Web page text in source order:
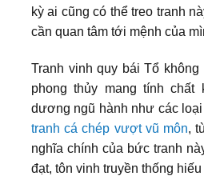
kỳ ai cũng có thể treo tranh
cần quan tâm tới mệnh của
Tranh vinh quy bái Tổ
phong thủy mang tính
dương ngũ hành như các
tranh cá chép vượt vũ môn,
nghĩa chính của bức tranh
đạt, tôn vinh truyền thống